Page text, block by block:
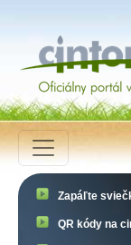
Zapáľte
QR kódy na